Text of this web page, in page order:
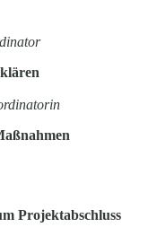
Projektabschluss